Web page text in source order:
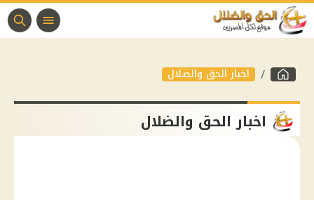
اخبار الحق والضلال
اخبار الحق والضلال